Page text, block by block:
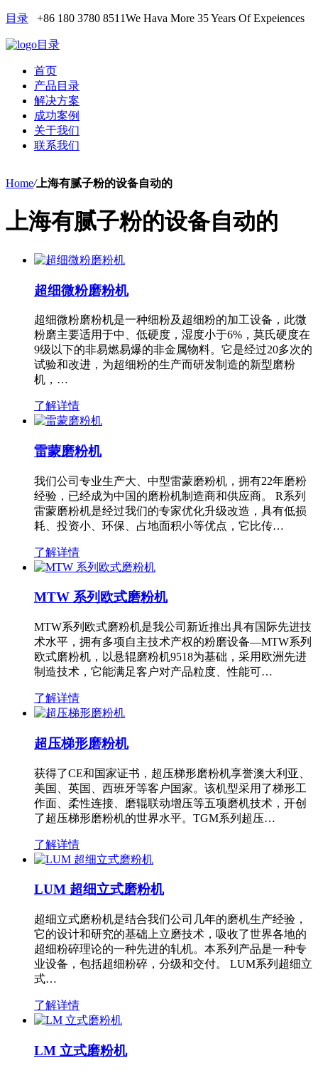
目录 +86 180 3780 8511We Hava More 35 Years Of Expeiences
目录
首页
产品目录
解决方案
成功案例
关于我们
联系我们
Home/上海有腻子粉的设备自动的
上海有腻子粉的设备自动的
超细微粉磨粉机
超细微粉磨粉机是一种细粉及超细粉的加工设备，此微
粉磨主要适用于中、低硬度，湿度小于6%，莫氏硬度在
9级以下的非易燃易爆的非金属物料。它是经过20多次的
试验和改进，为超细粉的生产而研发制造的新型磨粉
机，…
了解详情
雷蒙磨粉机
我们公司专业生产大、中型雷蒙磨粉机，拥有22年磨粉
经验，已经成为中国的磨粉机制造商和供应商。 R系列
雷蒙磨粉机是经过我们的专家优化升级改造，具有低损
耗、投资小、环保、占地面积小等优点，它比传…
了解详情
MTW 系列欧式磨粉机
MTW系列欧式磨粉机是我公司新近推出具有国际先进技
术水平，拥有多项自主技术产权的粉磨设备—MTW系列
欧式磨粉机，以悬辊磨粉机9518为基础，采用欧洲先进
制造技术，它能满足客户对产品粒度、性能可…
了解详情
超压梯形磨粉机
获得了CE和国家证书，超压梯形磨粉机享誉澳大利亚、
美国、英国、西班牙等客户国家。该机型采用了梯形工
作面、柔性连接、磨辊联动增压等五项磨机技术，开创
了超压梯形磨粉机的世界水平。TGM系列超压…
了解详情
LUM 超细立式磨粉机
超细立式磨粉机是结合我们公司几年的磨机生产经验，
它的设计和研究的基础上立磨技术，吸收了世界各地的
超细粉碎理论的一种先进的轧机。本系列产品是一种专
业设备，包括超细粉碎，分级和交付。 LUM系列超细立
式…
了解详情
LM 立式磨粉机